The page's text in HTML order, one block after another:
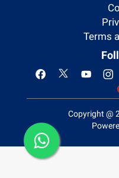
Terms
Copyright @